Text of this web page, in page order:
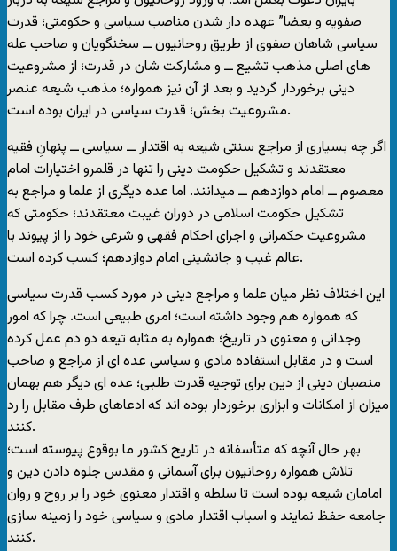
صفویه و بعضا” عهده دار شدن مناصب سیاسی و حکومتی؛ قدرت
سیاسی شاهان صفوی از طریق روحانیون ــ سخنگویان و صاحب عله
های اصلی مذهب تشیع ــ و مشارکت شان در قدرت؛ از مشروعیت
دینی برخوردار گردید و بعد از آن نیز همواره؛ مذهب شیعه عنصر
مشروعیت بخش؛ قدرت سیاسی در ایران بوده است.
اگر چه بسیاری از مراجع سنتی شیعه به اقتدار ــ سیاسی ــ پنهانِ فقیه
معتقدند و تشکیل حکومت دینی را تنها در قلمرو اختیارات امام
معصوم ــ امام دوازدهم ــ میدانند. اما عده دیگری از علما و مراجع به
تشکیل حکومت اسلامی در دوران غیبت معتقدند؛ حکومتی که
مشروعیت حکمرانی و اجرای احکام فقهی و شرعی خود را از پیوند با
عالم غیب و جانشینی امام دوازدهم؛ کسب کرده است.
این اختلاف نظر میان علما و مراجع دینی در مورد کسب قدرت سیاسی
که همواره هم وجود داشته است؛ امری طبیعی است. چرا که امور
وجدانی و معنوی در تاریخ؛ همواره به مثابه تیغه دو دم عمل کرده
است و در مقابل استفاده مادی و سیاسی عده ای از مراجع و صاحب
منصبان دینی از دین برای توجیه قدرت طلبی؛ عده ای دیگر هم بهمان
میزان از امکانات و ابزاری برخوردار بوده اند که ادعاهای طرف مقابل را رد
کنند.
بهر حال آنچه که متأسفانه در تاریخ کشور ما بوقوع پیوسته است؛
تلاش همواره روحانیون برای آسمانی و مقدس جلوه دادن دین و
امامان شیعه بوده است تا سلطه و اقتدار معنوی خود را بر روح و روان
جامعه حفظ نمایند و اسباب اقتدار مادی و سیاسی خود را زمینه سازی
کنند.